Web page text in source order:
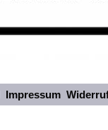
Impressum